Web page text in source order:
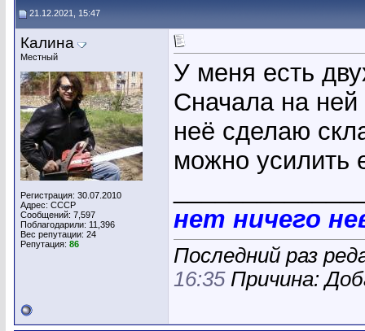
21.12.2021, 15:47
Калина
Местный
Регистрация: 30.07.2010
Адрес: СССР
Сообщений: 7,597
Поблагодарили: 11,396
Вес репутации: 24
Репутация: 86
У меня есть
Сначала на
неё сделаю
можно усилить
нет ничего
Последний раз
16:35Причина: